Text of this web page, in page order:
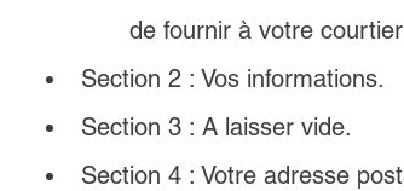
de fournir à votre
Section 2 : Vos informations.
Section 3 : A laisser vide.
Section 4 : Votre adresse